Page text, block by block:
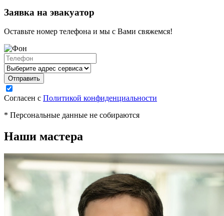
Заявка на эвакуатор
Оставьте номер телефона и мы с Вами свяжемся!
Согласен с Политикой конфиденциальности
* Персональные данные не собираются
Наши мастера